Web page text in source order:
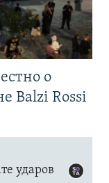
о
Balzi Rossi